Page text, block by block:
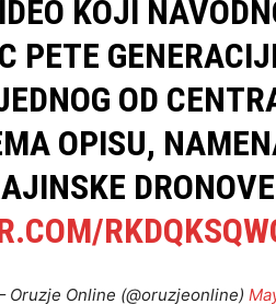
KOJI
PETE
OD
OPISU,
Oruzje Online (@oruzjeonline)